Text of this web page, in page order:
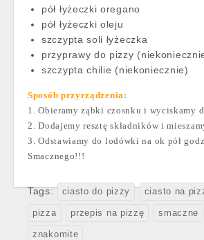
pół łyżeczki oregano
pół łyżeczki oleju
szczypta soli łyżeczka
przyprawy do pizzy
szczypta chilie (niekoniecznie)
Sposób przyrządzenia:
1. Obieramy ząbki czosnku i wyciskamy
2. Dodajemy resztę składników i
3. Odstawiamy do lodówki na ok pół
Smacznego!!!
Tags: ciasto do pizzy ciasto na
pizza przepis na pizzę smaczne
znakomite